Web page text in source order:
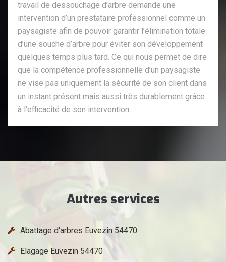
travail de dessouchage d’arbre demande une
intervention d’un prestataire professionnel comme un
paysagiste afin de pouvoir garantir l’élimination totale
d’une souche d’arbre pour éviter son développement
quelques temps plus tard. Ce qui nous permet de dire
que la compétence professionnelle d’un paysagiste
ne vise pas uniquement la sécurité de son client dans
un instant présent mais aussi très durablement grâce
à l’efficacité de son intervention.
Autres services
Abattage d'arbres Euvezin 54470
Elagage Euvezin 54470